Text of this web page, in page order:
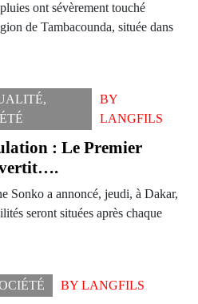
ont sévèrement touché
de Tambacounda, située dans
,
BY
LANGFILS
: Le Premier
Sonko a annoncé, jeudi, à Dakar,
seront situées après chaque
BY LANGFILS